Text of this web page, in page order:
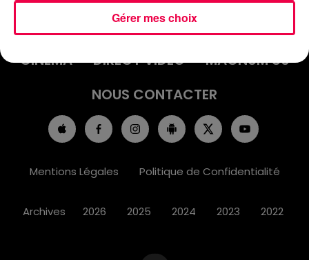
JEUX
PODCASTS
CINÉMA
DIRECT VIDÉO
MAGNUM 80
NOUS CONTACTER
Mentions Légales Politique de Confidentialité
Archives 2026 2025 2024 2023 2022
Gérer mes choix